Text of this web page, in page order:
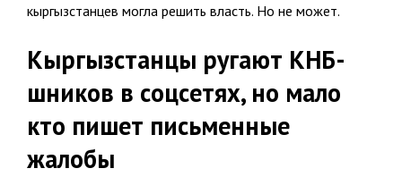
кыргызстанцев могла решить власть. Но не может.
Кыргызстанцы ругают КНБ-
шников в соцсетях, но мало
кто пишет письменные
жалобы